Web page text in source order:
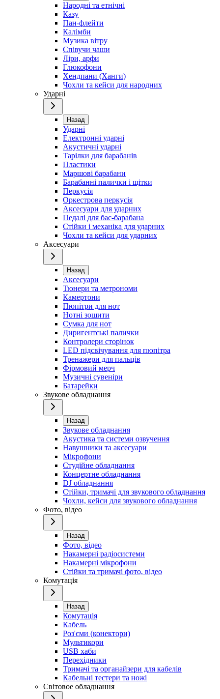
Народні та етнічні
Казу
Пан-флейти
Калімби
Музика вітру
Співучи чаши
Ліри, арфи
Глюкофони
Хендпани (Ханги)
Чохли та кейси для народних
Ударні
Назад
Ударні
Електронні ударні
Акустичні ударні
Тарілки для барабанів
Пластики
Маршові барабани
Барабанні палички і щітки
Перкусія
Оркестрова перкусія
Аксесуари для ударних
Педалі для бас-барабана
Стійки і механіка для ударних
Чохли та кейси для ударних
Аксесуари
Назад
Аксесуари
Тюнери та метрономи
Камертони
Пюпітри для нот
Нотні зошити
Сумка для нот
Диригентські палички
Контролери сторінок
LED підсвічування для пюпітра
Тренажери для пальців
Фірмовий мерч
Музичні сувеніри
Батарейки
Звукове обладнання
Назад
Звукове обладнання
Акустика та системи озвучення
Навушники та аксесуари
Мікрофони
Студійне обладнання
Концертне обладнання
DJ обладнання
Стійки, тримачі для звукового обладнання
Чохли, кейси для звукового обладнання
Фото, відео
Назад
Фото, відео
Накамерні радіосистеми
Накамерні мікрофони
Стійки та тримачі фото, відео
Комутація
Назад
Комутація
Кабель
Роз'єми (конектори)
Мультикори
USB хаби
Перехідники
Тримачі та органайзери для кабелів
Кабельні тестери та ножі
Світовое обладнання